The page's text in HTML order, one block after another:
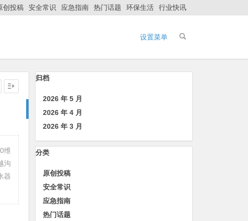
创投稿 安全常识 应急指南 热门话题 环保生活 行业快讯
设置菜单
维
沟
器
归档
2026 年 5 月
2026 年 4 月
2026 年 3 月
分类
原创投稿
安全常识
应急指南
热门话题